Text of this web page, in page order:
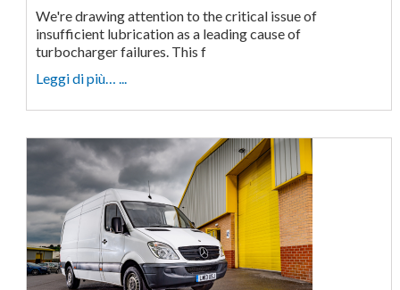
We're drawing attention to the critical issue of
insufficient lubrication as a leading cause of
turbocharger failures. This f
Leggi di più… ...